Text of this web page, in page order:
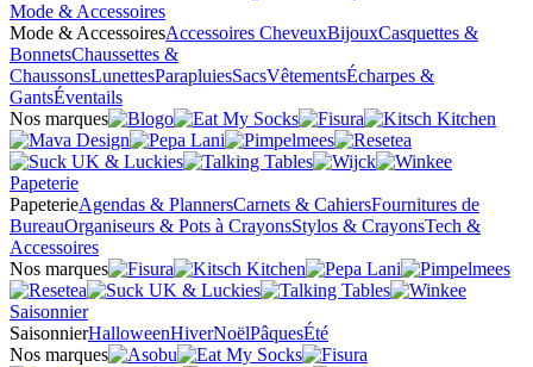
Mode & Accessoires
Mode & AccessoiresAccessoires CheveuxBijouxCasquettes &
BonnetsChaussettes &
ChaussonsLunettesParapluiesSacsVêtementsÉcharpes &
GantsÉventails
Nos marques
Papeterie
PapeterieAgendas & PlannersCarnets & CahiersFournitures de
BureauOrganiseurs & Pots à CrayonsStylos & CrayonsTech &
Accessoires
Nos marques
Saisonnier
SaisonnierHalloweenHiverNoëlPâquesÉté
Nos marques